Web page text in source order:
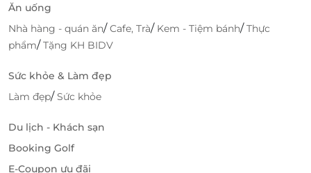
chỉ yêu thích món ăn mà còn cảm thấy thoải mái, dễ
chịu trong suốt thời gian thưởng thức bữa ăn.
Lý Do Chọn Thẻ Quà Tặng Spicy Box
Qua LifeLink
Tiện Lợi, Nhanh Chóng
cách nhanh chóng và tiện lợi mà không cần phải đi
đâu xa. Với vài thao tác đơn giản, bạn có thể mua thẻ
quà tặng trực tuyến và sử dụng ngay.
Ăn uống
Nhà hàng - quán ăn/Cafe, Trà/ Kem - Tiệm bánh/Thực
phẩm/Tặng KH BIDV
Sức khỏe & Làm đẹp
Làm đẹp/Sức khỏe
Du lịch - Khách sạn
Booking Golf
E-Coupon ưu đãi